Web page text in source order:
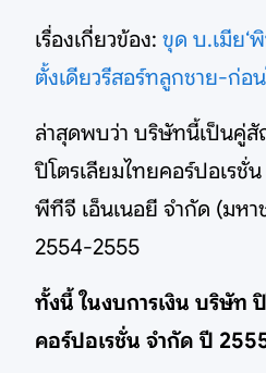
เรื่องเกี่ยวข้อง: ขุด บ.เมีย‘
ตั้งเดียวรีสอร์ทลูกชาย-ก่อ
ล่าสุดพบว่า บริษัทนี้เป็นคู่
ปิโตรเลียมไทยคอร์ปอเรชั่
พีทีจี เอ็นเนอยี จำกัด (มหา
2554-2555
ทั้งนี้ ในงบการเงิน บริษัท
คอร์ปอเรชั่น จำกัด ปี